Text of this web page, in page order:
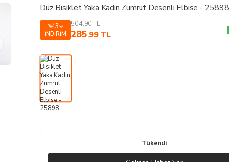
Düz Bisiklet Yaka Kadın Zümrüt Desenli Elbise - 25898
%43
İNDIRIM
504,90TL
285,99 TL
Tükendi